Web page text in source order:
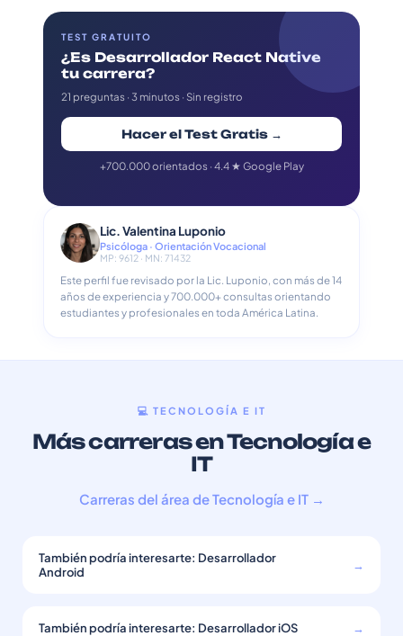
TEST GRATUITO
¿Es Desarrollador React Native
tu carrera?
21 preguntas · 3 minutos · Sin registro
Hacer el Test Gratis →
+700.000 orientados · 4.4 ★ Google Play
Lic. Valentina Luponio
Psicóloga · Orientación Vocacional
MP: 9612 · MN: 71432
Este perfil fue revisado por la Lic. Luponio, con más de 14
años de experiencia y 700.000+ consultas orientando
estudiantes y profesionales en toda América Latina.
💻 TECNOLOGÍA E IT
Más carreras en Tecnología e
IT
Carreras del área de Tecnología e IT →
También podría interesarte: Desarrollador
Android
→
También podría interesarte: Desarrollador iOS →